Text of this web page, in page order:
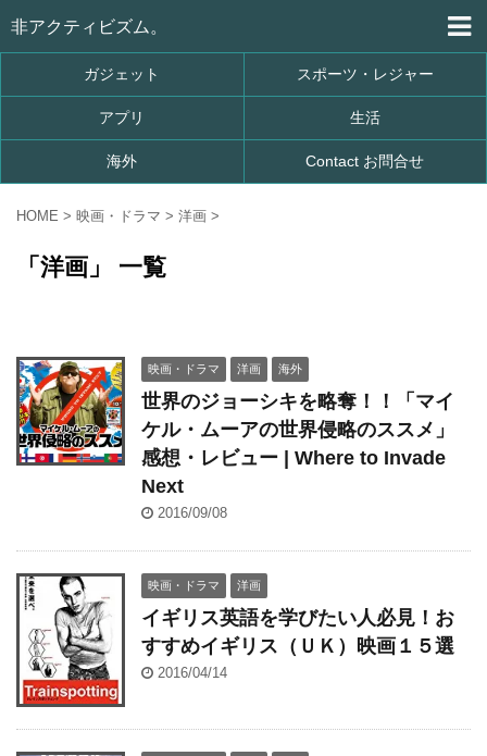
非アクティビズム。
ガジェット スポーツ・レジャー
アプリ 生活
海外 Contact お問合せ
HOME > 映画・ドラマ > 洋画 >
「洋画」 一覧
映画・ドラマ 洋画 海外
世界のジョーシキを略奪！！「マイ
ケル・ムーアの世界侵略のススメ」
感想・レビュー | Where to Invade
Next
2016/09/08
映画・ドラマ 洋画
イギリス英語を学びたい人必見！お
すすめイギリス（ＵＫ）映画１５選
2016/04/14